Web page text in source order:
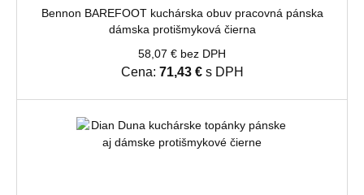
Bennon BAREFOOT kuchárska obuv pracovná pánska
dámska protišmyková čierna
58,07 € bez DPH
Cena: 71,43 €s DPH